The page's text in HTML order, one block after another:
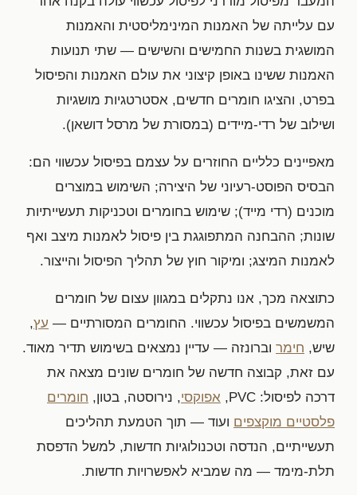
עם עלייתה של האמנות המינימליסטית והאמנות
המושגית בשנות החמישים והשישים — שתי תנועות
האמנות ששינו באופן קיצוני את עולם האמנות והפיסול
בפרט, והציגו חומרים חדשים, אסטרטגיות מושגיות
ושילוב של רדי-מיידים (במסורת של מרסל דושאן).
מאפיינים כלליים החוזרים על עצמם בפיסול עכשווי הם:
הבסיס הפוסט-רעיוני של היצירה; השימוש במוצרים
מוכנים (רדי מייד); שימוש בחומרים וטכניקות תעשייתיות
שונות; ההבחנה המתפוגגת בין פיסול לאמנות מיצב ואף
לאמנות המיצג; ומיקור חוץ של תהליך הפיסול והייצור.
כתוצאה מכך, אנו נתקלים במגוון עצום של חומרים
המשמשים בפיסול עכשווי. החומרים המסורתיים — עץ,
שיש, חימר וברונזה — עדיין נמצאים בשימוש תדיר מאוד.
עם זאת, קבוצה חדשה של חומרים שונים מצאה את
דרכה לפיסול: PVC,
אפוקסי, נירוסטה, בטון, חומרים
פלסטיים מוקצפים ועוד — תוך הטמעת תהליכים
תעשייתיים, הנדסה וטכנולוגיות חדשות, למשל הדפסת
תלת-מימד — מה שמביא לאפשרויות חדשות.